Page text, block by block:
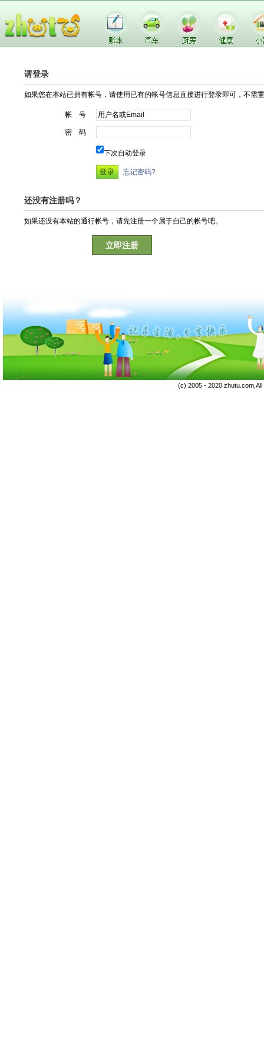
请登录
如果您在本站已拥有帐号，请使用已有的帐号信息直接进行登录即可，不需
帐 号
密 码
下次自动登录
忘记密码?
还没有注册吗？
如果还没有本站的通行帐号，请先注册一个属于自己的帐号吧。
立即注册
(c) 2005 - 2020